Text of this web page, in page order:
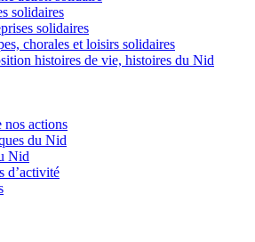
solidaires
solidaires
chorales et loisirs solidaires
histoires de vie, histoires du Nid
actions
du Nid
Nid
d’activité